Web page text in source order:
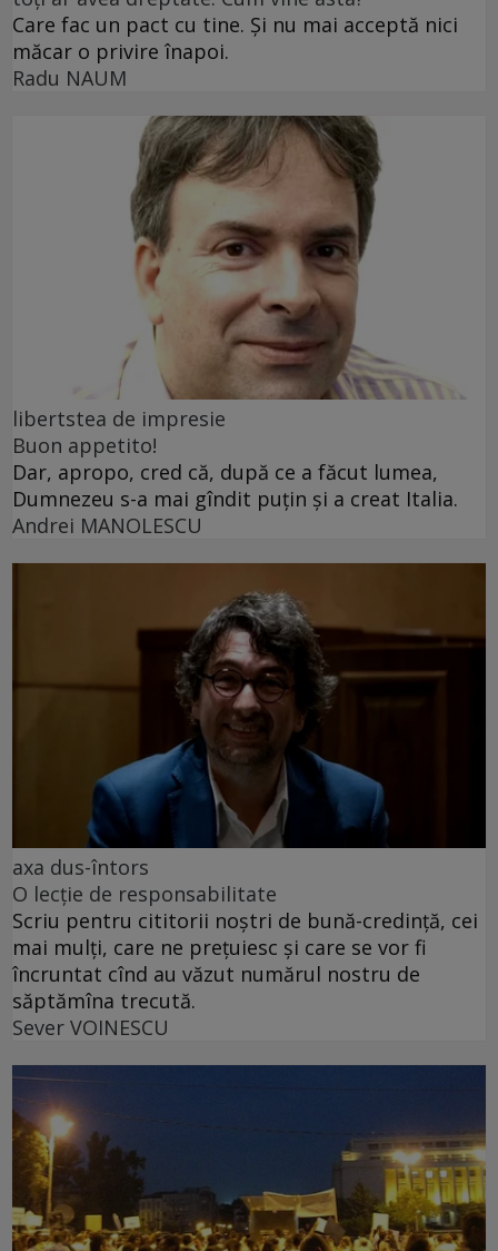
Care fac un pact cu tine. Și nu mai acceptă nici
măcar o privire înapoi.
Radu NAUM
libertstea de impresie
Buon appetito!
Dar, apropo, cred că, după ce a făcut lumea,
Dumnezeu s-a mai gîndit puțin și a creat Italia.
Andrei MANOLESCU
axa dus-întors
O lecție de responsabilitate
Scriu pentru cititorii noștri de bună-credință, cei
mai mulți, care ne prețuiesc și care se vor fi
încruntat cînd au văzut numărul nostru de
săptămîna trecută.
Sever VOINESCU